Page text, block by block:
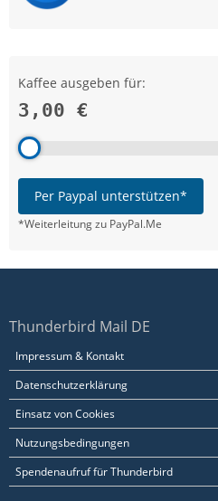
Kaffee ausgeben für:
3,00 €
Per Paypal unterstützen*
*Weiterleitung zu PayPal.Me
Thunderbird Mail DE
Impressum & Kontakt
Datenschutzerklärung
Einsatz von Cookies
Nutzungsbedingungen
Spendenaufruf für Thunderbird